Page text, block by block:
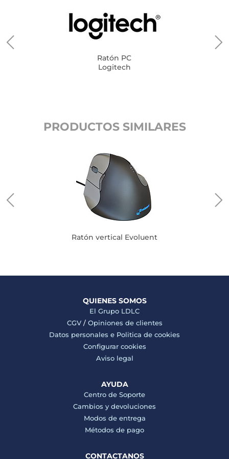
Ratón PC
Logitech
PRODUCTOS SIMILARES
Ratón vertical Evoluent
QUIENES SOMOS
El Grupo LDLC
CGV/ Opiniones de clientes
Datos personales e Politica de cookies
Configurar cookies
Aviso legal
AYUDA
Centro de Soporte
Cambios y devoluciones
Modos de entrega
Métodos de pago
CONTACTANOS